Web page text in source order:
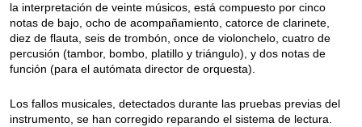
la interpretación de veinte músicos, está compuesto por cinco
notas de bajo, ocho de acompañamiento, catorce de clarinete,
diez de flauta, seis de trombón, once de violonchelo, cuatro de
percusión (tambor, bombo, platillo y triángulo), y dos notas de
función (para el autómata director de orquesta).
Los fallos musicales, detectados durante las pruebas previas del
instrumento, se han corregido reparando el sistema de lectura.